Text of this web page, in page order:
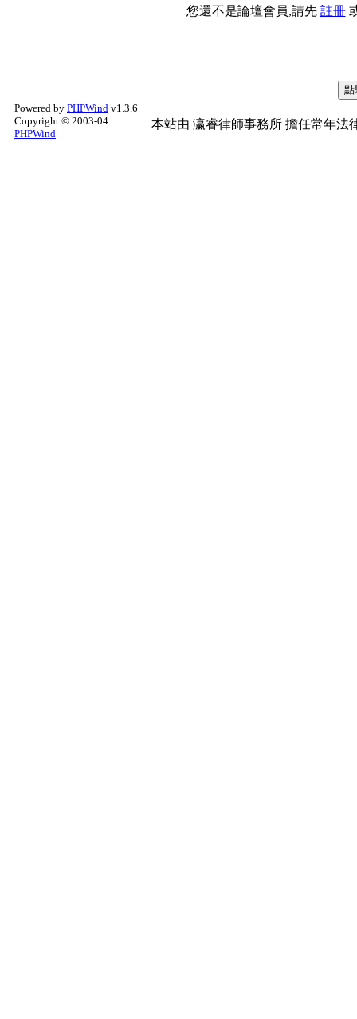
您還不是論壇會員,請先 註冊
Powered by PHPWind v1.3.6
Copyright © 2003-04
PHPWind
本站由 瀛睿律師事務所 擔任常年法